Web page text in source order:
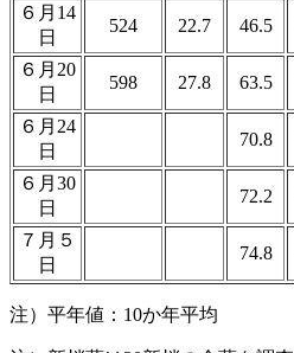
６月14
日
524 22.7 46.5
６月20
日
598 27.8 63.5
６月24
日
70.8
６月30
日
72.2
７月５
日
74.8
注）平年値：10か年平均